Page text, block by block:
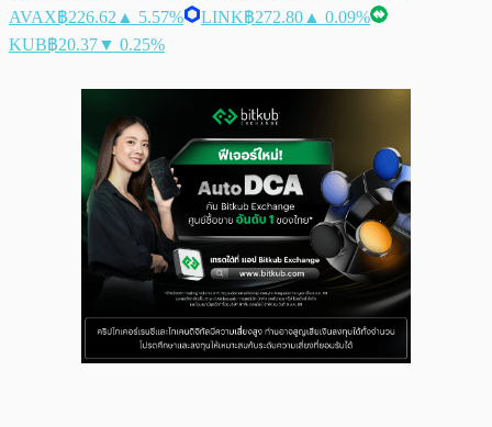
AVAX฿226.62 ▲ 5.57% LINK฿272.80 ▲ 0.09%
KUB฿20.37▼ 0.25%